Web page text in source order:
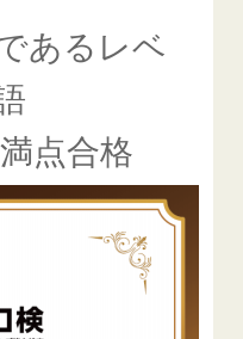
ブログ
あるレベ
点合格